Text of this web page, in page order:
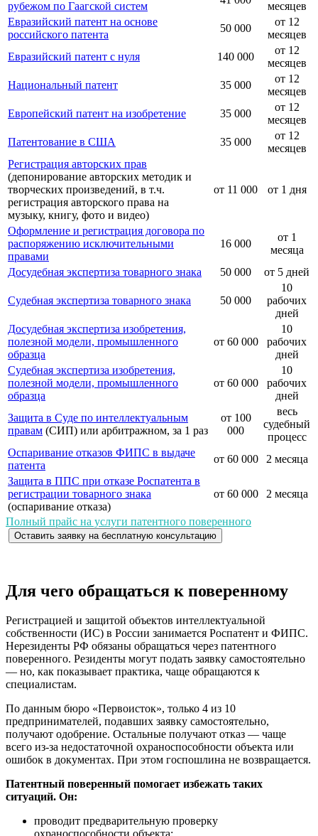
рубежом по Гаагской систем
месяцев
Евразийский патент на основе
российского патента
50 000
от 12
месяцев
Евразийский патент с нуля
140 000
от 12
месяцев
Национальный патент
35 000
от 12
месяцев
Европейский патент на изобретение
35 000
от 12
месяцев
Патентование в США
35 000
от 12
месяцев
Регистрация авторских прав
(депонирование авторских методик и
творческих произведений, в т.ч.
регистрация авторского права на
музыку, книгу, фото и видео)
от 11 000 от 1 дня
Оформление и регистрация договора по
распоряжению исключительными
правами
16 000
от 1
месяца
Досудебная экспертиза товарного знака
50 000 от 5 дней
Судебная экспертиза товарного знака 50 000
10
рабочих
дней
Досудебная экспертиза изобретения,
полезной модели, промышленного
образца
от 60 000
10
рабочих
дней
Судебная экспертиза изобретения,
полезной модели, промышленного
образца
от 60 000
10
рабочих
дней
Защита в Суде по интеллектуальным
правам (СИП) или арбитражном, за 1 раз
от 100
000
весь
судебный
процесс
Оспаривание отказов ФИПС в выдаче
патента
от 60 000
2 месяца
Защита в ППС при отказе Роспатента в
регистрации товарного знака
(оспаривание отказа)
от 60 000 2 месяца
Полный прайс на услуги патентного поверенного
Оставить заявку на бесплатную консультацию
Для чего обращаться к поверенному
Регистрацией и защитой объектов интеллектуальной
собственности (ИС) в России занимается Роспатент и ФИПС.
Нерезиденты РФ обязаны обращаться через патентного
поверенного. Резиденты могут подать заявку самостоятельно
— но, как показывает практика, чаще обращаются к
специалистам.
По данным бюро «Первоисток», только 4 из 10
предпринимателей, подавших заявку самостоятельно,
получают одобрение. Остальные получают отказ — чаще
всего из-за недостаточной охраноспособности объекта или
ошибок в документах. При этом госпошлина не возвращается.
Патентный поверенный помогает избежать таких
ситуаций. Он:
проводит предварительную проверку